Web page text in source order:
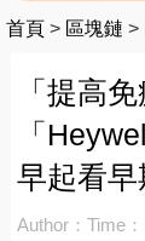
首頁 > 區塊鏈 >
「提高
「
早起看
Author： Time